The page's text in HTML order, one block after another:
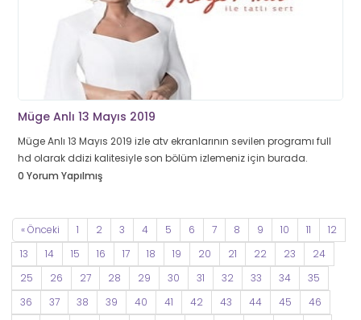
Müge Anlı 13 Mayıs 2019
Müge Anlı 13 Mayıs 2019 izle atv ekranlarının sevilen programı full
hd olarak ddizi kalitesiyle son bölüm izlemeniz için burada.
0 Yorum Yapılmış
« Önceki 1 2 3 4 5 6 7 8 9 10 11
12
13
14 15 16 17 18 19 20 21 22 23
24
25
26 27 28 29 30 31 32 33 34
35
36
37 38 39 40 41 42 43 44 45
46